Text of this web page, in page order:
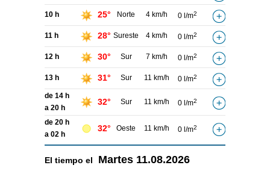
10 h 25° Norte 4 km/h 0 l/m2
11 h 28° Sureste 4 km/h 0 l/m2
12 h 30° Sur 7 km/h 0 l/m2
13 h 31° Sur 11 km/h 0 l/m2
de 14 h
a 20 h
32° Sur 11 km/h 0 l/m2
de 20 h
a 02 h
32° Oeste 11 km/h 0 l/m2
El tiempo el Martes 11.08.2026